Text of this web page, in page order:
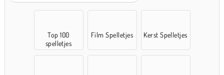
Top 100
spelletjes
Film Spelletjes Kerst Spelletjes